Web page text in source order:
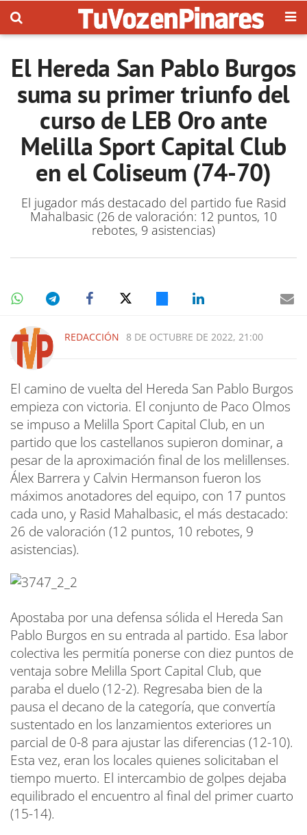
El Hereda San Pablo Burgos
suma su primer triunfo del
curso de LEB Oro ante
Melilla Sport Capital Club
en el Coliseum (74-70)
El jugador más destacado del partido fue Rasid
Mahalbasic (26 de valoración: 12 puntos, 10
rebotes, 9 asistencias)
REDACCIÓN 8 DE OCTUBRE DE 2022, 21:00
El camino de vuelta del Hereda San Pablo Burgos
empieza con victoria. El conjunto de Paco Olmos
se impuso a Melilla Sport Capital Club, en un
partido que los castellanos supieron dominar, a
pesar de la aproximación final de los melillenses.
Álex Barrera y Calvin Hermanson fueron los
máximos anotadores del equipo, con 17 puntos
cada uno, y Rasid Mahalbasic, el más destacado:
26 de valoración (12 puntos, 10 rebotes, 9
asistencias).
Apostaba por una defensa sólida el Hereda San
Pablo Burgos en su entrada al partido. Esa labor
colectiva les permitía ponerse con diez puntos de
ventaja sobre Melilla Sport Capital Club, que
paraba el duelo (12-2). Regresaba bien de la
pausa el decano de la categoría, que convertía
sustentado en los lanzamientos exteriores un
parcial de 0-8 para ajustar las diferencias (12-10).
Esta vez, eran los locales quienes solicitaban el
tiempo muerto. El intercambio de golpes dejaba
equilibrado el encuentro al final del primer cuarto
(15-14).